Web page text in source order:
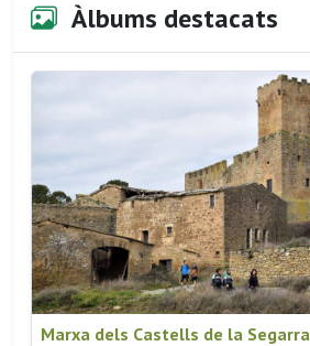
Àlbums destacats
Marxa dels Castells de la Segarra